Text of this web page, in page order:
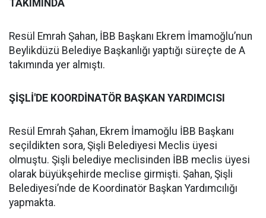
TAKIMINDA
Resül Emrah Şahan, İBB Başkanı Ekrem İmamoğlu’nun
Beylikdüzü Belediye Başkanlığı yaptığı süreçte de A
takımında yer almıştı.
ŞİŞLİ'DE KOORDİNATÖR BAŞKAN YARDIMCISI
Resül Emrah Şahan, Ekrem İmamoğlu İBB Başkanı
seçildikten sora, Şişli Belediyesi Meclis üyesi
olmuştu. Şişli belediye meclisinden İBB meclis üyesi
olarak büyükşehirde meclise girmişti. Şahan, Şişli
Belediyesi’nde de Koordinatör Başkan Yardımcılığı
yapmakta.